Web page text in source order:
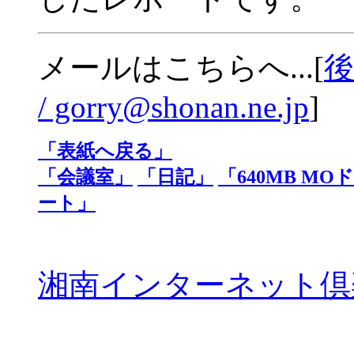
メールはこちらへ...[
/ gorry@shonan.ne.jp]
「表紙へ戻る」
「会議室」
「日記」
「640MB MO
ート」
湘南インターネット